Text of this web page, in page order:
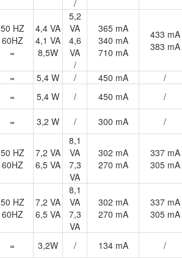
/
50 HZ
60HZ
=
4,4 VA
4,1 VA
8,5W
5,2
VA
4,6
VA
/
365 mA
340 mA
710 mA
433 mA
383 mA
= 5,4 W / 450 mA
/
= 5,4 W / 450 mA /
= 3,2 W / 300 mA /
50 HZ
60HZ
7,2 VA
6,5 VA
8,1
VA
7,3
VA
302 mA
270 mA
337 mA
305 mA
50 HZ
60HZ
7,2 VA
6,5 VA
8,1
VA
7,3
VA
302 mA
270 mA
337 mA
305 mA
= 3,2W / 134 mA /